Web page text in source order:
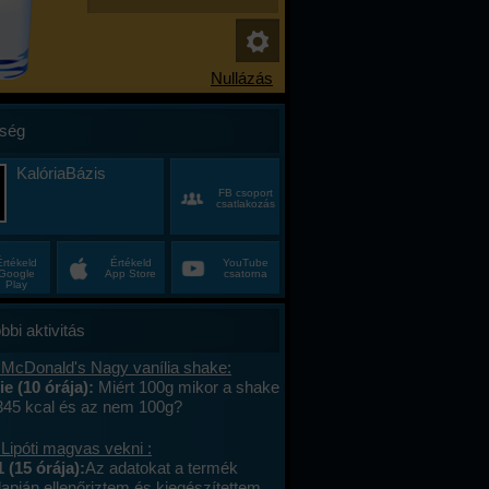
KalóriaBázis
FB csoport
csatlakozás
Play
Értékeld
App Store
YouTube
csatorna
aktivitás
Nagy vanília shake:
(10 órája): Miért 100g mikor a shake
kcal és az nem 100g?
magvas vekni :
(15 órája):Az adatokat a termék